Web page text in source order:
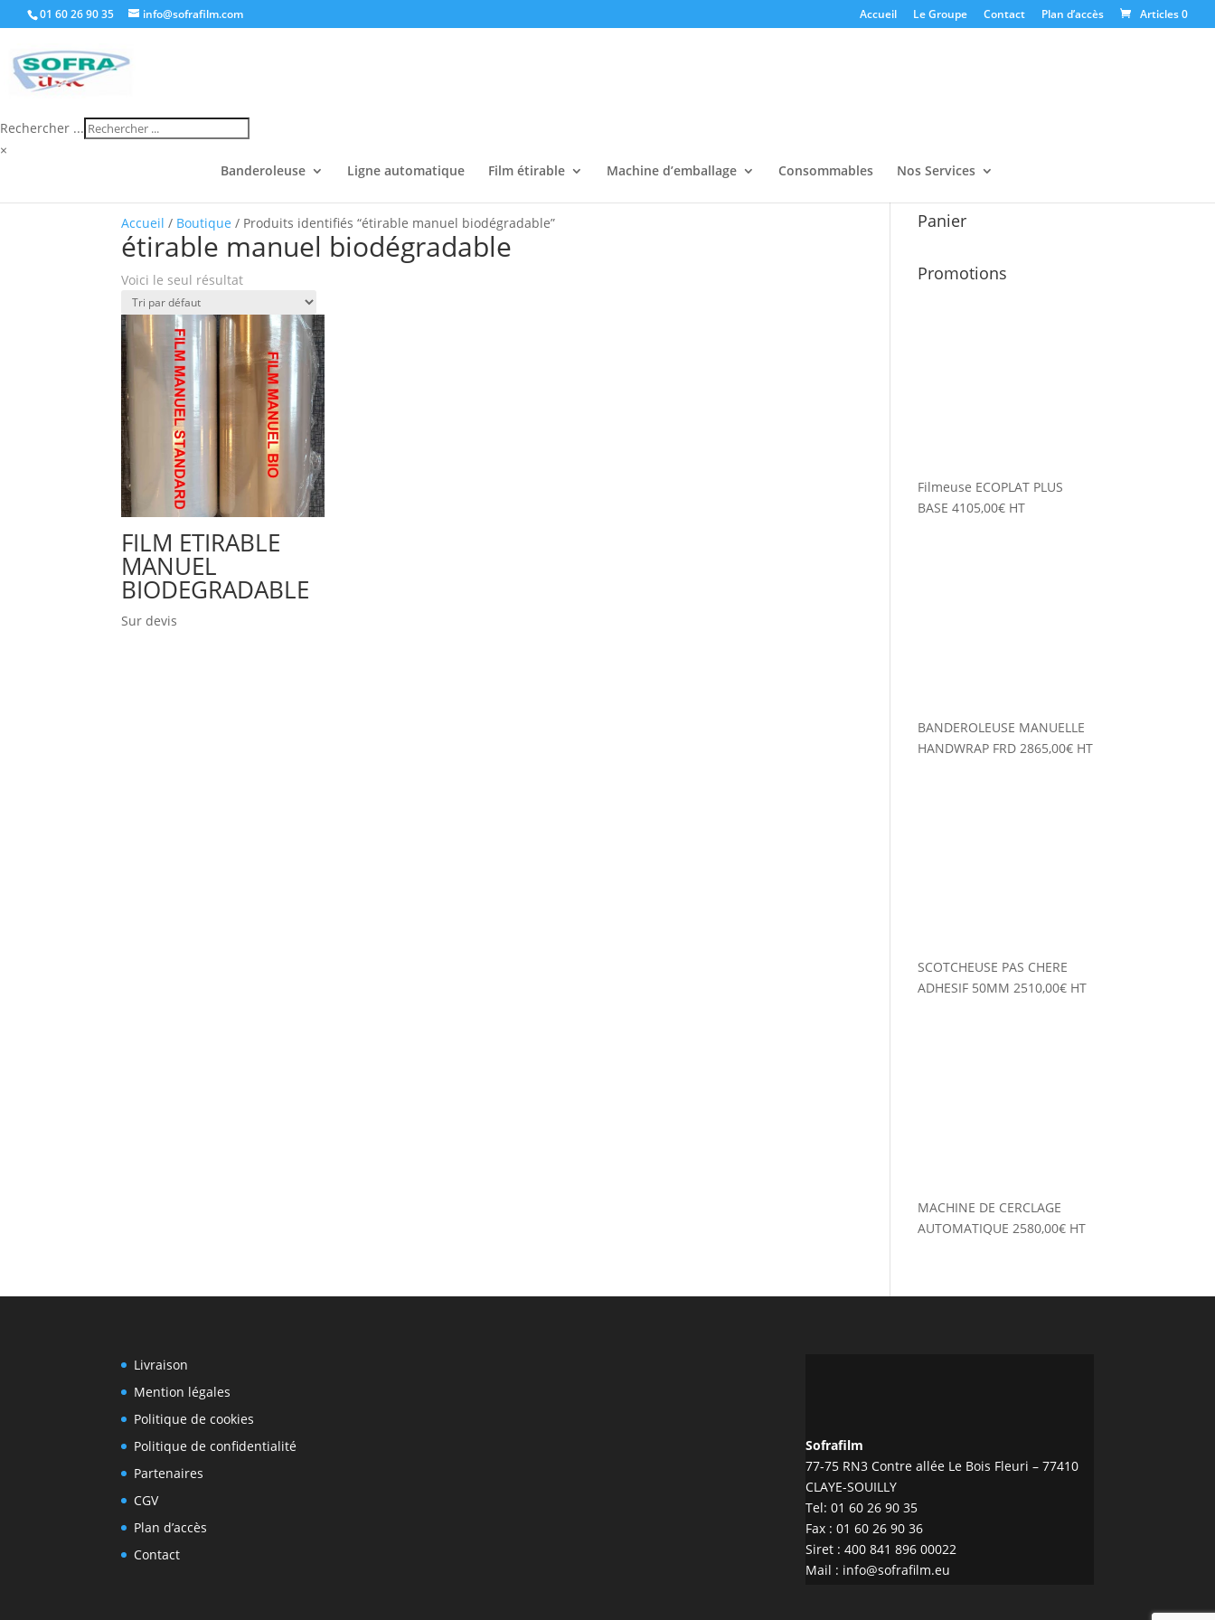
01 60 26 90 35 info@sofrafilm.com Accueil Le Groupe Contact Plan d’accès Articles 0
Rechercher ...
×
Banderoleuse
Ligne automatique Film étirable Machine d’emballage Consommables Nos Services
Accueil / Boutique / Produits identifiés “étirable manuel biodégradable”
étirable manuel biodégradable
Voici le seul résultat
FILM ETIRABLE
MANUEL
BIODEGRADABLE
Sur devis
Panier
Promotions
Filmeuse ECOPLAT PLUS
BASE 4105,00€ HT
BANDEROLEUSE MANUELLE
HANDWRAP FRD 2865,00€ HT
SCOTCHEUSE PAS CHERE
ADHESIF 50MM 2510,00€ HT
MACHINE DE CERCLAGE
AUTOMATIQUE 2580,00€ HT
Livraison
Mention légales
Politique de cookies
Politique de confidentialité
Partenaires
CGV
Plan d’accès
Contact
Sofrafilm
77-75 RN3 Contre allée Le Bois Fleuri – 77410
CLAYE-SOUILLY
Tel: 01 60 26 90 35
Fax : 01 60 26 90 36
Siret : 400 841 896 00022
Mail : info@sofrafilm.eu